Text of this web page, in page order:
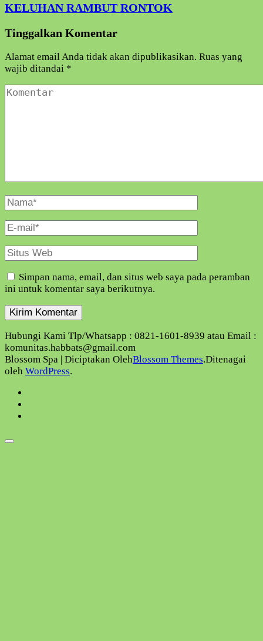
KELUHAN RAMBUT RONTOK
Tinggalkan Komentar
Alamat email Anda tidak akan dipublikasikan. Ruas yang
wajib ditandai *
Komentar
Nama
Lengkap
E-
Mail
Situs
Web
Simpan nama, email, dan situs web saya pada peramban
ini untuk komentar saya berikutnya.
Hubungi Kami Tlp/Whatsapp : 0821-1601-8939 atau Email :
komunitas.habbats@gmail.com
Blossom Spa | Diciptakan OlehBlossom Themes.Ditenagai
oleh WordPress.